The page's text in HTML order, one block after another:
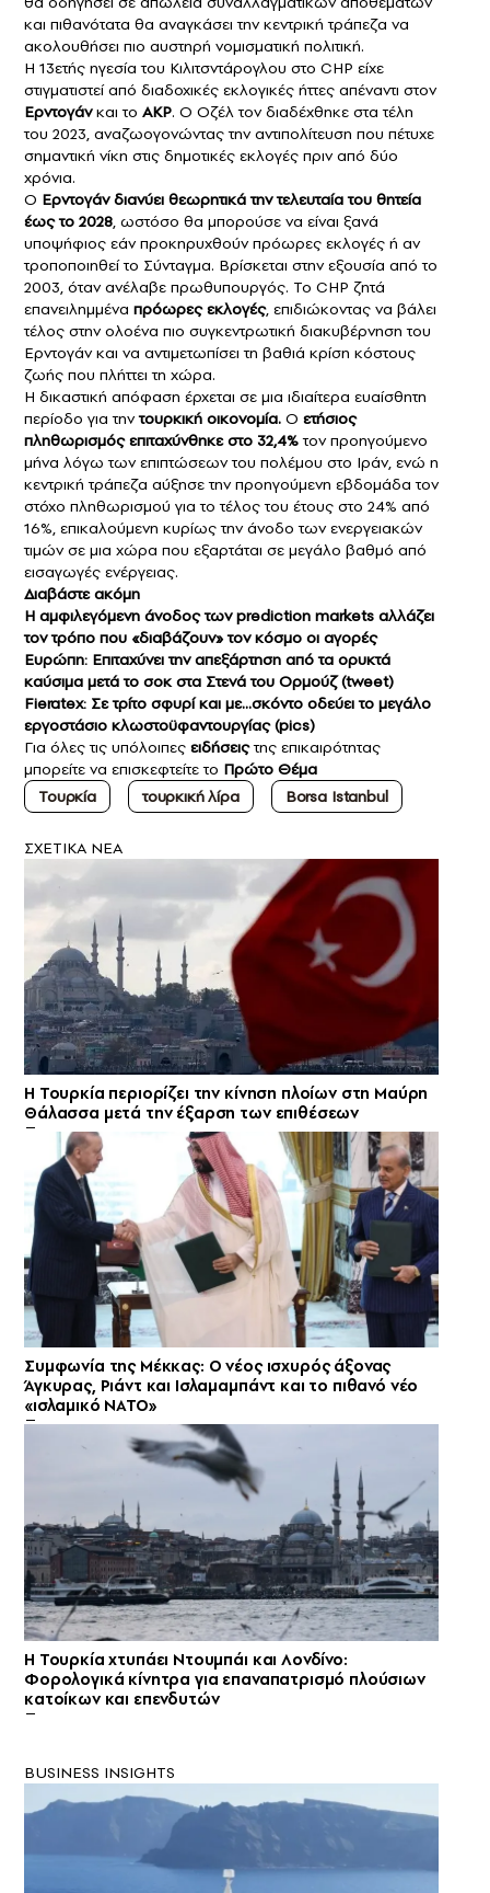
και πιθανότατα θα αναγκάσει την κεντρική τράπεζα να
ακολουθήσει πιο αυστηρή νομισματική πολιτική.
Η 13ετής ηγεσία του Κιλιτσντάρογλου στο CHP είχε
στιγματιστεί από διαδοχικές εκλογικές ήττες απέναντι στον
Ερντογάνκαι το AKP. Ο Οζέλ τον διαδέχθηκε στα τέλη
του 2023, αναζωογονώντας την αντιπολίτευση που πέτυχε
σημαντική νίκη στις δημοτικές εκλογές πριν από δύο
χρόνια.
Ο Ερντογάν διανύει θεωρητικά την τελευταία του θητεία
έως το 2028, ωστόσο θα μπορούσε να είναι ξανά
υποψήφιος εάν προκηρυχθούν πρόωρες εκλογές ή αν
τροποποιηθεί το Σύνταγμα. Βρίσκεται στην εξουσία από το
2003, όταν ανέλαβε πρωθυπουργός. Το CHP ζητά
επανειλημμένα πρόωρες εκλογές, επιδιώκοντας να βάλει
τέλος στην ολοένα πιο συγκεντρωτική διακυβέρνηση του
Ερντογάν και να αντιμετωπίσει τη βαθιά κρίση κόστους
ζωής που πλήττει τη χώρα.
Η δικαστική απόφαση έρχεται σε μια ιδιαίτερα ευαίσθητη
περίοδο για τηντουρκική οικονομία. Ο ετήσιος
πληθωρισμός επιταχύνθηκε στο 32,4%τον προηγούμενο
μήνα λόγω των επιπτώσεων του πολέμου στο Ιράν, ενώ η
κεντρική τράπεζα αύξησε την προηγούμενη εβδομάδα τον
στόχο πληθωρισμού για το τέλος του έτους στο 24% από
16%, επικαλούμενη κυρίως την άνοδο των ενεργειακών
τιμών σε μια χώρα που εξαρτάται σε μεγάλο βαθμό από
εισαγωγές ενέργειας.
Διαβάστε ακόμη
Η αμφιλεγόμενη άνοδος των prediction markets αλλάζει
τον τρόπο που «διαβάζουν» τον κόσμο οι αγορές
Ευρώπη: Επιταχύνει την απεξάρτηση από τα ορυκτά
καύσιμα μετά το σοκ στα Στενά του Ορμούζ (tweet)
Fieratex: Σε τρίτο σφυρί και με…σκόντο οδεύει το μεγάλο
εργοστάσιο κλωστοϋφαντουργίας (pics)
Για όλες τις υπόλοιπες ειδήσειςτης επικαιρότητας
μπορείτε να επισκεφτείτε το Πρώτο Θέμα
Τουρκία
τουρκική λίρα Borsa Istanbul
ΣXETIKA NEA
Η Τουρκία περιορίζει την κίνηση πλοίων στη Μαύρη
Θάλασσα μετά την έξαρση των επιθέσεων
Συμφωνία της Μέκκας: Ο νέος ισχυρός άξονας
Άγκυρας, Ριάντ και Ισλαμαμπάντ και το πιθανό νέο
«ισλαμικό ΝΑΤΟ»
Η Τουρκία χτυπάει Ντουμπάι και Λονδίνο:
Φορολογικά κίνητρα για επαναπατρισμό πλούσιων
κατοίκων και επενδυτών
BUSINESS INSIGHTS